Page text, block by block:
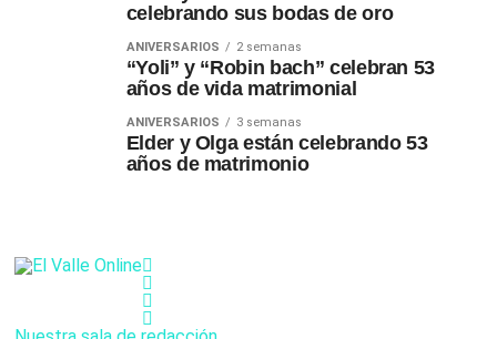
celebrando sus bodas de oro
ANIVERSARIOS 2 semanas
“Yoli” y “Robin bach” celebran 53
años de vida matrimonial
ANIVERSARIOS 3 semanas
Elder y Olga están celebrando 53
años de matrimonio